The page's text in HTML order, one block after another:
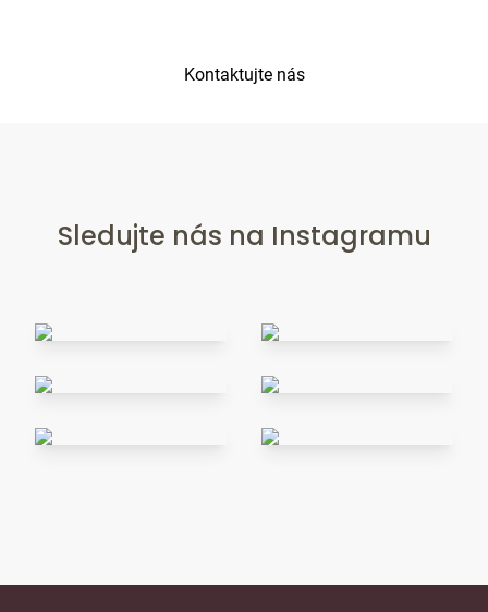
Kontaktujte nás
Sledujte nás na Instagramu